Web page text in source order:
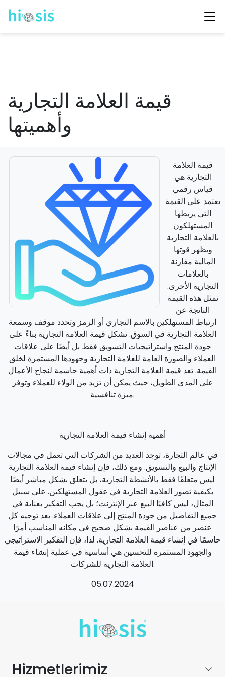
قيمة العلامة التجارية
وأهميتها
قيمة العلامة
التجارية هي
قياس رقمي
يعتمد على القيمة
التي يربطها
المستهلكون
بالعلامة التجارية
ويظهر قوتها
المالية مقارنة
بالعلامات
التجارية الأخرى.
تمثل هذه القيمة
الناتجة عن
ارتباط المستهلكين بالاسم التجاري أو الرمز وتحدد موقف وسمعة
العلامة التجارية في السوق. تشكل قيمة العلامة التجارية بناءً على
جودة المنتج واستراتيجيات التسويق فقط بل أيضًا على علاقات
العملاء والصورة العامة للعلامة التجارية وجهودها المستمرة لخلق
القيمة. تعد قيمة العلامة التجارية ذات أهمية حاسمة لنجاح الأعمال
على المدى الطويل، حيث يمكن أن تزيد من الولاء للعملاء وتوفر
ميزة تنافسية.
أهمية إنشاء قيمة العلامة التجارية
في عالم التجارة، توجد العديد من الشركات التي تعمل في مجالات
الإنتاج والبيع والتسويق. ومع ذلك، فإن إنشاء قيمة العلامة التجارية
ليس متعلقًا فقط بالأنشطة التجارية، بل يتعلق بشكل مباشر أيضًا
بكيفية تصور العلامة التجارية في عقول المستهلكين. على سبيل
المثال، ليس كافيًا البيع عبر الإنترنت؛ بل يجب التفكير بعناية في
جميع التفاصيل من جودة المنتج إلى علاقات العملاء. يعد توجيه كل
عنصر من عناصر القيمة بشكل صحيح في مكانه المناسب أمرًا
حاسمًا في إنشاء قيمة العلامة التجارية. لذا، فإن التفكير الاستراتيجي
والجهود المستمرة للتحسين هي أساسية في عملية إنشاء قيمة
العلامة التجارية للشركات.
05.07.2024
Hizmetlerimiz